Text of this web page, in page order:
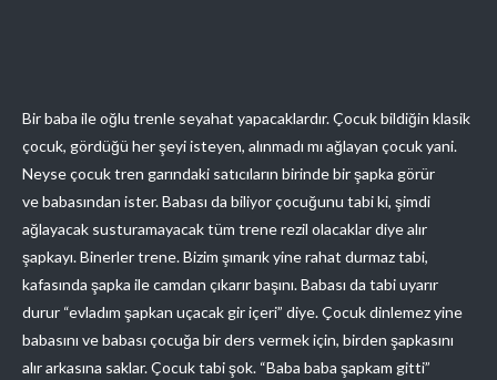
Bir baba ile oğlu trenle seyahat yapacaklardır. Çocuk bildiğin klasik
çocuk, gördüğü her şeyi isteyen, alınmadı mı ağlayan çocuk yani.
Neyse çocuk tren garındaki satıcıların birinde bir şapka görür
ve babasından ister. Babası da biliyor çocuğunu tabi ki, şimdi
ağlayacak susturamayacak tüm trene rezil olacaklar diye alır
şapkayı. Binerler trene. Bizim şımarık yine rahat durmaz tabi,
kafasında şapka ile camdan çıkarır başını. Babası da tabi uyarır
durur “evladım şapkan uçacak gir içeri” diye. Çocuk dinlemez yine
babasını ve babası çocuğa bir ders vermek için, birden şapkasını
alır arkasına saklar. Çocuk tabi şok. “Baba baba şapkam gitti”